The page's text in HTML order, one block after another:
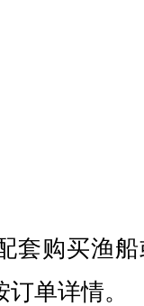
套购买渔
单详情。